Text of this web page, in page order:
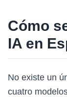
Cómo
IA en
No existe un
cuatro